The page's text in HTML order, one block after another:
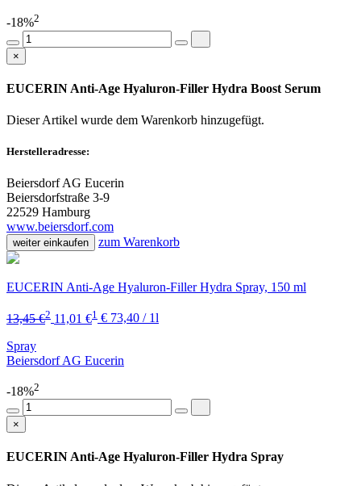
-18%2
×
EUCERIN Anti-Age Hyaluron-Filler Hydra Boost Serum
Dieser Artikel wurde dem Warenkorb hinzugefügt.
Herstelleradresse:
Beiersdorf AG Eucerin
Beiersdorfstraße 3-9
22529 Hamburg
www.beiersdorf.com
weiter einkaufen zum Warenkorb
EUCERIN Anti-Age Hyaluron-Filler Hydra Spray, 150 ml
13,45 €2 11,01 €1 € 73,40 / 1l
Spray
Beiersdorf AG Eucerin
-18%2
×
EUCERIN Anti-Age Hyaluron-Filler Hydra Spray